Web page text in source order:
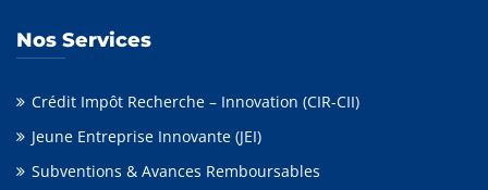
Nos Services
Crédit Impôt Recherche – Innovation (CIR-CII)
Jeune Entreprise Innovante (JEI)
Subventions & Avances Remboursables